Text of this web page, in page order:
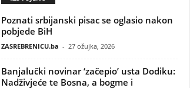
Poznati srbijanski pisac se oglasio nakon
pobjede BiH
ZASREBRENICU.ba - 27 ožujka, 2026
Banjalučki novinar ‘začepio’ usta Dodiku:
Nadživjeće te Bosna, a bogme i